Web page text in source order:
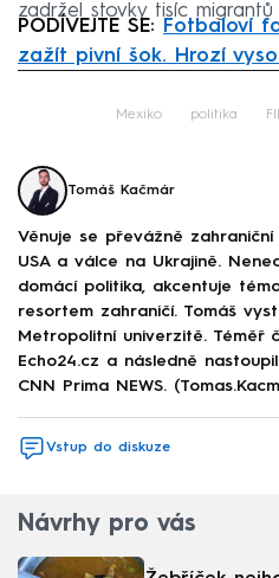
zadržel stovky tisíc
PODÍVEJTE SE:
Fotbaloví
zažít pivní šok. Hrozí
Mexiko politika
Tomáš Kačmár
Věnuje se převážně
USA a válce na Ukrajině.
domácí politika, akcentuje
resortem zahraničí. Tomáš
Metropolitní univerzitě. Téměř
Echo24.cz a následně
CNN Prima NEWS.
Vstup do diskuze
Návrhy pro vás